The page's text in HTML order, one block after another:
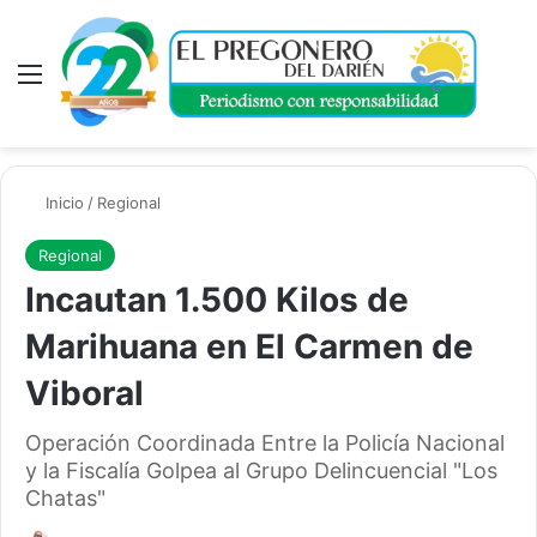
Menú
Inicio / Regional
Regional
Incautan 1.500 Kilos de
Marihuana en El Carmen de
Viboral
Operación Coordinada Entre la Policía Nacional
y la Fiscalía Golpea al Grupo Delincuencial "Los
Chatas"